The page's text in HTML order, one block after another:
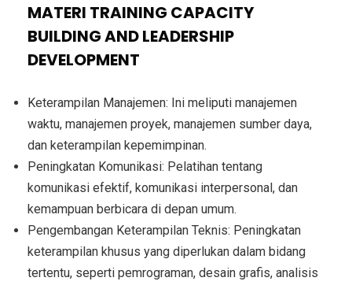
MATERI TRAINING CAPACITY
BUILDING AND LEADERSHIP
DEVELOPMENT
Keterampilan Manajemen: Ini meliputi manajemen
waktu, manajemen proyek, manajemen sumber daya,
dan keterampilan kepemimpinan.
Peningkatan Komunikasi: Pelatihan tentang
komunikasi efektif, komunikasi interpersonal, dan
kemampuan berbicara di depan umum.
Pengembangan Keterampilan Teknis: Peningkatan
keterampilan khusus yang diperlukan dalam bidang
tertentu, seperti pemrograman, desain grafis, analisis